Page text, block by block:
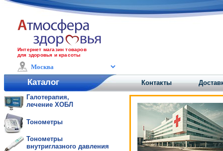
Интернет магазин товаров
для здоровья и красоты
Каталог Контакты
Галотерапия,
лечение ХОБЛ
Тонометры
Тонометры
внутриглазного давления